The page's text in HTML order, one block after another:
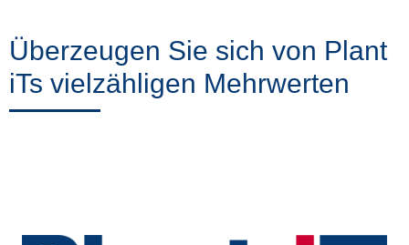
Überzeugen Sie sich von Plant
iTs vielzähligen Mehrwerten